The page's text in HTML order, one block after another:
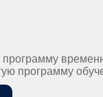
программу